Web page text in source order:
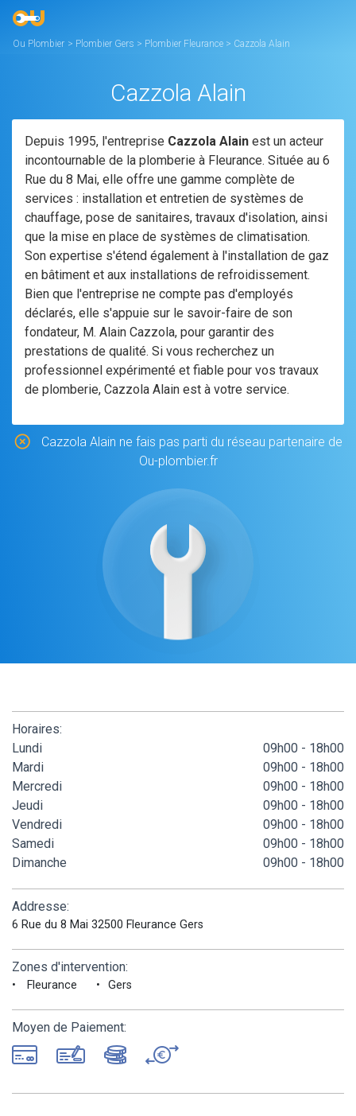
Ou Plombier > Plombier Gers > Plombier Fleurance > Cazzola Alain
Cazzola Alain
Depuis 1995, l'entreprise Cazzola Alain est un acteur
incontournable de la plomberie à Fleurance. Située au 6
Rue du 8 Mai, elle offre une gamme complète de
services : installation et entretien de systèmes de
chauffage, pose de sanitaires, travaux d'isolation, ainsi
que la mise en place de systèmes de climatisation.
Son expertise s'étend également à l'installation de gaz
en bâtiment et aux installations de refroidissement.
Bien que l'entreprise ne compte pas d'employés
déclarés, elle s'appuie sur le savoir-faire de son
fondateur, M. Alain Cazzola, pour garantir des
prestations de qualité. Si vous recherchez un
professionnel expérimenté et fiable pour vos travaux
de plomberie, Cazzola Alain est à votre service.
Cazzola Alain ne fais pas parti du réseau partenaire de
Ou-plombier.fr
Horaires:
Lundi
09h00 - 18h00
Mardi
09h00 - 18h00
Mercredi
09h00 - 18h00
Jeudi
09h00 - 18h00
Vendredi
09h00 - 18h00
Samedi
09h00 - 18h00
Dimanche
09h00 - 18h00
Addresse:
6 Rue du 8 Mai 32500 Fleurance Gers
Zones d'intervention:
Fleurance Gers
Moyen de Paiement: